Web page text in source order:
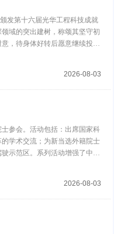
发第十六届光华工程科技成就
域的突出建树，称颂其坚守初
，待身体好转后愿意继续投身
2026-08-03
参会。活动包括：出席国家科
学术交流；为新当选外籍院士
示范区。系列活动增强了中外
2026-08-03